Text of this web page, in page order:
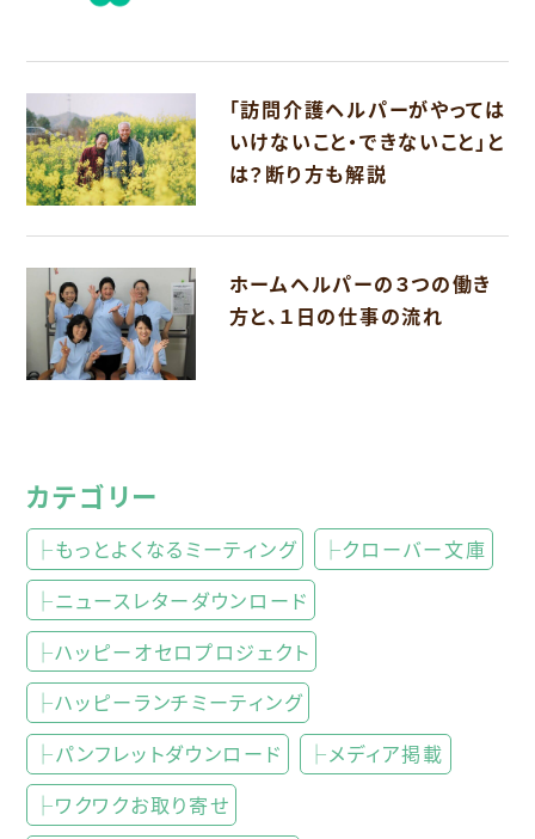
「訪問介護ヘルパーがやっては
いけないこと・できないこと」と
は？断り方も解説
ホームヘルパーの３つの働き
方と、１日の仕事の流れ
カテゴリー
├もっとよくなるミーティング
├クローバー文庫
├ニュースレターダウンロード
├ハッピーオセロプロジェクト
├ハッピーランチミーティング
├パンフレットダウンロード
├メディア掲載
├ワクワクお取り寄せ